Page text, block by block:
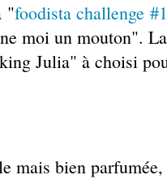
"foodista challenge
moi un mouton".
Julia" à choisi
mais bien